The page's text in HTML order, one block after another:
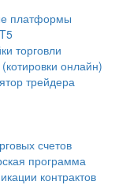
платформы
торговли
онлайн)
трейдера
счетов
программа
контрактов